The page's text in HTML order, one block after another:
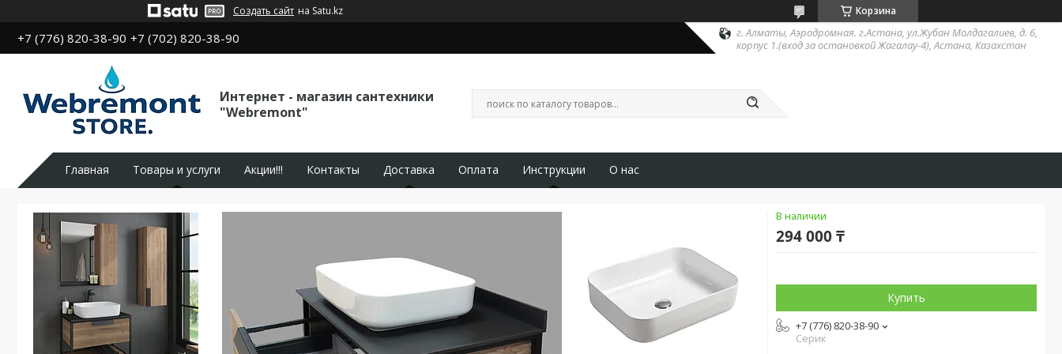
Создать сайт на Satu.kz Корзина
+7 (776) 820-38-90 +7 (702) 820-38-90
г. Алматы, Аэродромная. г.Астана, ул.Жубан Молдагалиев, д. 6,
корпус 1.(вход за остановкой Жагалау-4), Астана, Казахстан
Интернет - магазин сантехники
"Webremont"
Главная Товары и услуги Акции!!! Контакты Доставка Оплата Инструкции О нас
В наличии
294 000 ₸
Купить
+7 (776) 820-38-90
Серик